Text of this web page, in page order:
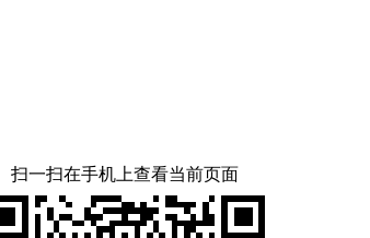
扫一扫在手机上查看当前页面